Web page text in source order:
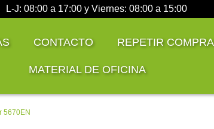
L-J: 08:00 a 17:00 y Viernes: 08:00 a 15:00
CONTACTO REPETIR COMPRA
MATERIAL DE OFICINA
5670EN